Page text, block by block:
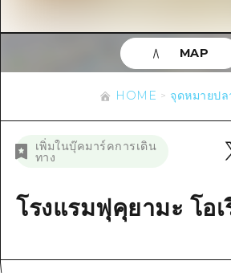
ช้อปปิ้ง
กีฬา
สถานบันเทิงยามค่ำ
มาตรฐาน
การรักษา
บิงโก
บริเวณรอบๆ มิยาจิ
บิงโก
บิโฮคุ
เกโฮคุ
จังหวัดเอฮิเมะ
ชิมาเนะ
ข้อมูลที่เป็นประโยชน์
รายการ
เข้าถึงเข้าถึง
สรุปการจราจรรอง
ตั๋วเที่ยวคุ้มค่าตั๋วเที่
ข่าว
HOME จุดหมายปล
เพิ่มในบุ๊คมาร์คการเดิน
ทาง
โรงแรมฟุคุยามะ โอ
MAP